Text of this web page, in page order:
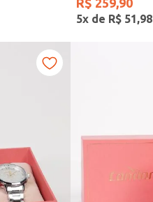
R$ 259,90
5x de R$ 51 ,98